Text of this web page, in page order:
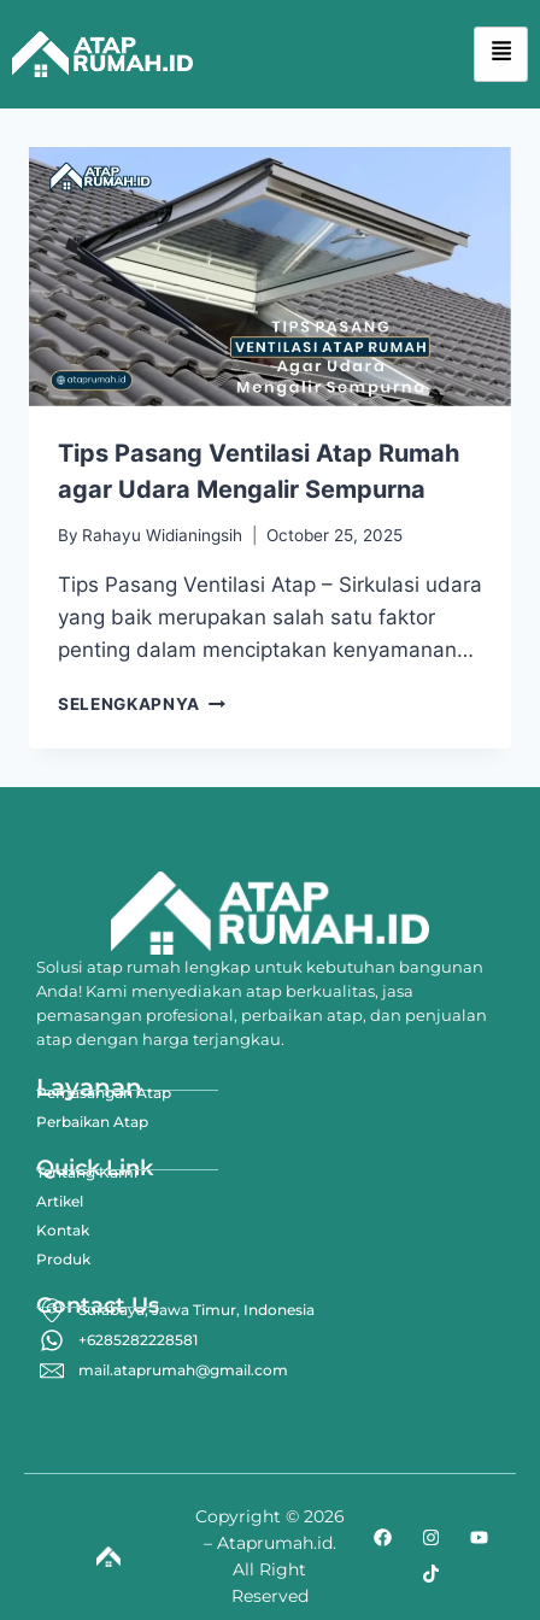
Tips Pasang Ventilasi Atap Rumah
agar Udara Mengalir Sempurna
By Rahayu Widianingsih October 25, 2025
Tips Pasang Ventilasi Atap – Sirkulasi udara
yang baik merupakan salah satu faktor
penting dalam menciptakan kenyamanan…
SELENGKAPNYA
Solusi atap rumah lengkap untuk kebutuhan bangunan
Anda! Kami menyediakan atap berkualitas, jasa
pemasangan profesional, perbaikan atap, dan penjualan
atap dengan harga terjangkau.
Layanan
Pemasangan Atap
Perbaikan Atap
Quick Link
Tentang Kami
Artikel
Kontak
Produk
Contact Us
Surabaya, Jawa Timur, Indonesia
+6285282228581
mail.ataprumah@gmail.com
Copyright © 2026
– Ataprumah.id.
All Right
Reserved